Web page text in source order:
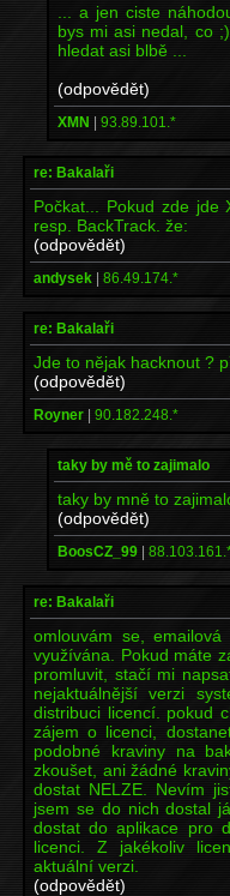
... a jen ciste
bys mi asi nedal, co
hledat asi blbě ...
(odpovědět)
XMN | 93.89.101.*
re: Bakalaři
Počkat... Pokud zde
resp. BackTrack. že:
(odpovědět)
andysek | 86.49.174.*
re: Bakalaři
Jde to nějak hacknout ?
(odpovědět)
Royner | 90.182.248.*
taky by mě to zajimalo
taky by mně to
(odpovědět)
BoosCZ_99 |
re: Bakalaři
omlouvám se, emailová
využívána. Pokud máte
promluvit, stačí mi
nejaktuálnější verzi
distribuci licencí. pokud
zájem o licenci,
podobné kraviny na
zkoušet, ani žádné
dostat NELZE. Nevím
jsem se do nich dostal
dostat do aplikace pro
licenci. Z jakékoliv
aktuální verzi.
(odpovědět)